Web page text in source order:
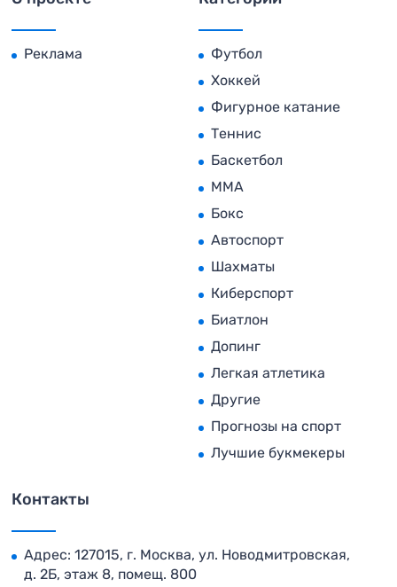
Реклама
Футбол
Хоккей
Фигурное катание
Теннис
Баскетбол
MMA
Бокс
Автоспорт
Шахматы
Киберспорт
Биатлон
Допинг
Легкая атлетика
Другие
Прогнозы на спорт
Лучшие букмекеры
Контакты
Адрес: 127015, г. Москва, ул. Новодмитровская,
д. 2Б, этаж 8, помещ. 800